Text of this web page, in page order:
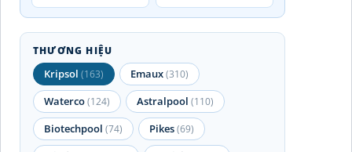
THƯƠNG HIỆU
Kripsol (163) Emaux(310)
Waterco(124) Astralpool (110)
Biotechpool (74) Pikes(69)